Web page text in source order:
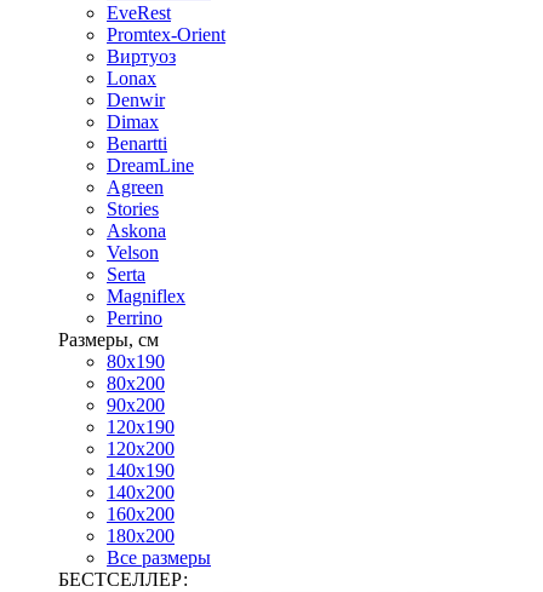
EveRest
Promtex-Orient
Виртуоз
Lonax
Denwir
Dimax
Benartti
DreamLine
Agreen
Stories
Askona
Velson
Serta
Magniflex
Perrino
Размеры, см
80х190
80х200
90х200
120х190
120х200
140х190
140х200
160х200
180х200
Все размеры
БЕСТСЕЛЛЕР: